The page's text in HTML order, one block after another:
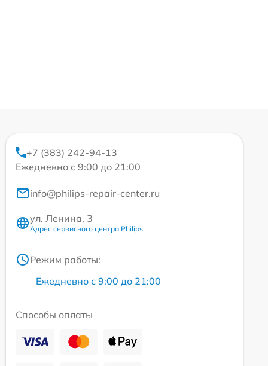
+7 (383) 242-94-13
Ежедневно с 9:00 до 21:00
info@philips-repair-center.ru
ул. Ленина, 3
Адрес сервисного центра Philips
Режим работы:
Ежедневно с 9:00 до 21:00
Способы оплаты